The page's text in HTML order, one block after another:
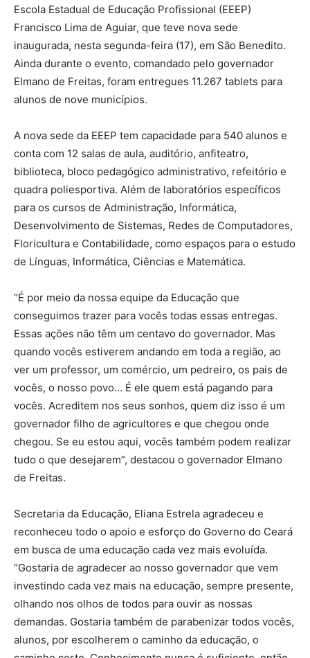
Escola Estadual de Educação Profissional (EEEP)
Francisco Lima de Aguiar, que teve nova sede
inaugurada, nesta segunda-feira (17), em São Benedito.
Ainda durante o evento, comandado pelo governador
Elmano de Freitas, foram entregues 11.267 tablets para
alunos de nove municípios.
A nova sede da EEEP tem capacidade para 540 alunos e
conta com 12 salas de aula, auditório, anfiteatro,
biblioteca, bloco pedagógico administrativo, refeitório e
quadra poliesportiva. Além de laboratórios específicos
para os cursos de Administração, Informática,
Desenvolvimento de Sistemas, Redes de Computadores,
Floricultura e Contabilidade, como espaços para o estudo
de Línguas, Informática, Ciências e Matemática.
“É por meio da nossa equipe da Educação que
conseguimos trazer para vocês todas essas entregas.
Essas ações não têm um centavo do governador. Mas
quando vocês estiverem andando em toda a região, ao
ver um professor, um comércio, um pedreiro, os pais de
vocês, o nosso povo… É ele quem está pagando para
vocês. Acreditem nos seus sonhos, quem diz isso é um
governador filho de agricultores e que chegou onde
chegou. Se eu estou aqui, vocês também podem realizar
tudo o que desejarem”, destacou o governador Elmano
de Freitas.
Secretaria da Educação, Eliana Estrela agradeceu e
reconheceu todo o apoio e esforço do Governo do Ceará
em busca de uma educação cada vez mais evoluída.
“Gostaria de agradecer ao nosso governador que vem
investindo cada vez mais na educação, sempre presente,
olhando nos olhos de todos para ouvir as nossas
demandas. Gostaria também de parabenizar todos vocês,
alunos, por escolherem o caminho da educação, o